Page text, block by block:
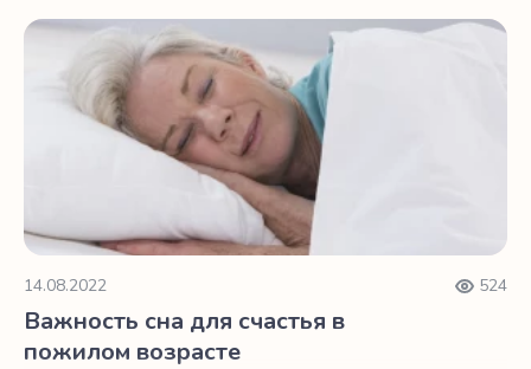
Важность сна для счастья в пожилом возрасте
14.08.2022 524
Важность сна для счастья в
пожилом возрасте